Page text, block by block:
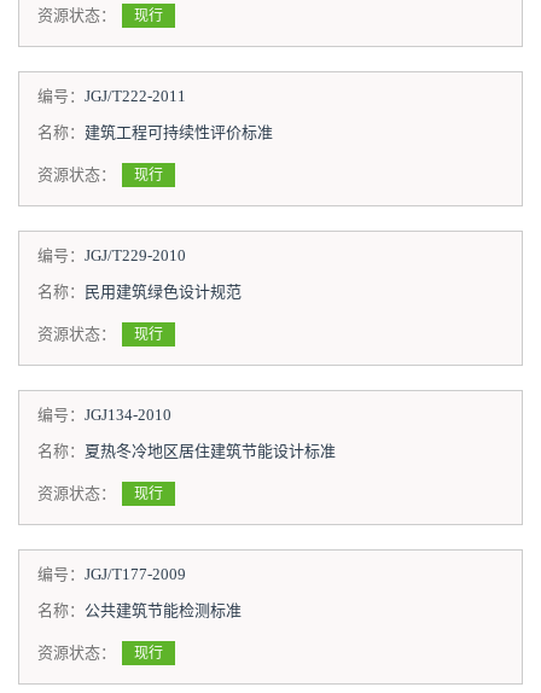
资源状态： 现行
编号： JGJ/T222-2011
名称： 建筑工程可持续性评价标准
资源状态： 现行
编号： JGJ/T229-2010
名称：
民用建筑绿色设计规范
资源状态： 现行
编号： JGJ134-2010
名称： 夏热冬冷地区居住建筑节能设计标准
资源状态： 现行
编号： JGJ/T177-2009
名称： 公共建筑节能检测标准
资源状态： 现行